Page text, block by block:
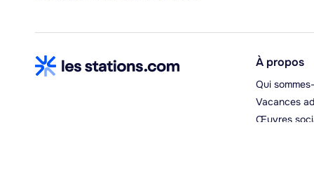
À propos
Qui
Vacances
Œuvres